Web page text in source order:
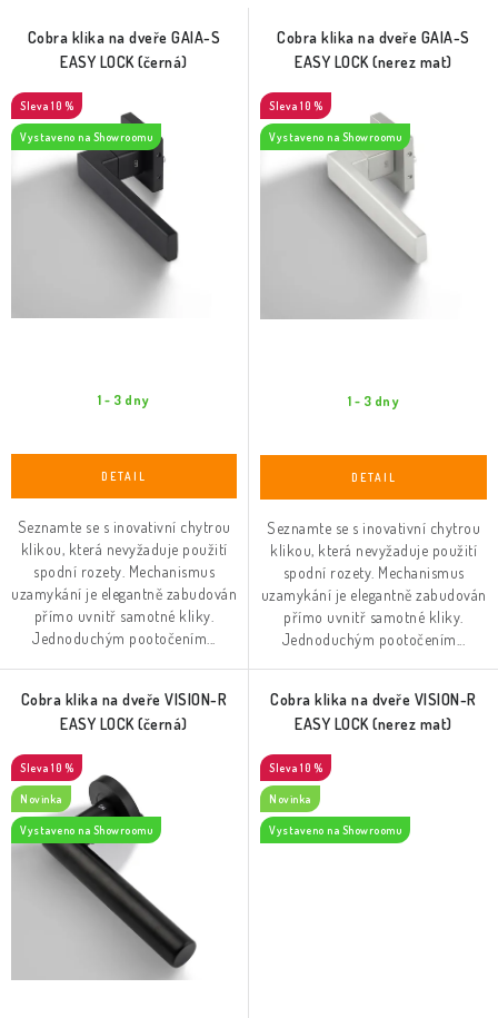
o
d
u
r
o
d
Cobra klika na dveře GAIA-S
EASY LOCK (černá)
10 %
Vystaveno na Showroomu
1 - 3 dny
Seznamte se s inovativní chytrou
klikou, která nevyžaduje použití
spodní rozety. Mechanismus
uzamykání je elegantně zabudován
přímo uvnitř samotné kliky.
Jednoduchým pootočením...
Cobra klika na dveře GAIA-S
EASY LOCK (nerez mat)
10 %
Vystaveno na Showroomu
1 - 3 dny
Seznamte se s inovativní chytrou
klikou, která nevyžaduje použití
spodní rozety. Mechanismus
uzamykání je elegantně zabudován
přímo uvnitř samotné kliky.
Jednoduchým pootočením...
Cobra klika na dveře VISION-R
EASY LOCK (černá)
10 %
Novinka
Vystaveno na Showroomu
Cobra klika na dveře VISION-R
EASY LOCK (nerez mat)
10 %
Novinka
Vystaveno na Showroomu